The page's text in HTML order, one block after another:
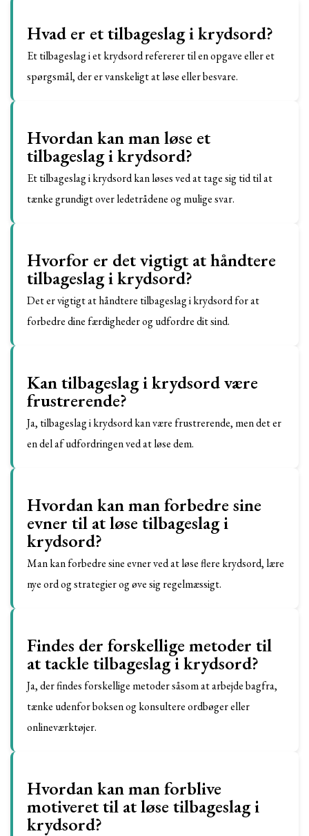
Hvad er et tilbageslag i krydsord?
Et tilbageslag i et krydsord refererer til en opgave eller et
spørgsmål, der er vanskeligt at løse eller besvare.
Hvordan kan man løse et
tilbageslag i krydsord?
Et tilbageslag i krydsord kan løses ved at tage sig tid til at
tænke grundigt over ledetrådene og mulige svar.
Hvorfor er det vigtigt at håndtere
tilbageslag i krydsord?
Det er vigtigt at håndtere tilbageslag i krydsord for at
forbedre dine færdigheder og udfordre dit sind.
Kan tilbageslag i krydsord være
frustrerende?
Ja, tilbageslag i krydsord kan være frustrerende, men det er
en del af udfordringen ved at løse dem.
Hvordan kan man forbedre sine
evner til at løse tilbageslag i
krydsord?
Man kan forbedre sine evner ved at løse flere krydsord, lære
nye ord og strategier og øve sig regelmæssigt.
Findes der forskellige metoder til
at tackle tilbageslag i krydsord?
Ja, der findes forskellige metoder såsom at arbejde bagfra,
tænke udenfor boksen og konsultere ordbøger eller
onlineværktøjer.
Hvordan kan man forblive
motiveret til at løse tilbageslag i
krydsord?